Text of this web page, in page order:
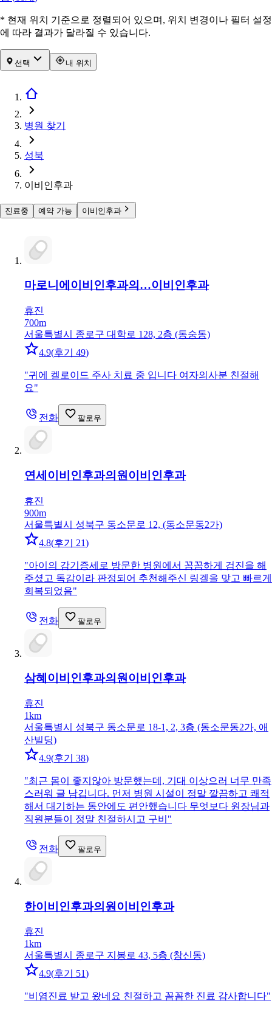
* 현재 위치 기준으로 정렬되어 있으며, 위치 변경이나 필터 설정
에 따라 결과가 달라질 수 있습니다.
선택 내 위치
병원 찾기
성북
이비인후과
진료중 예약 가능 이비인후과
마로니에이비인후과의…이비인후과
휴진
700m
서울특별시 종로구 대학로 128, 2층 (동숭동)
4.9(후기 49)
"귀에 켈로이드 주사 치료 중 입니다 여자의사분 친절해
요"
전화 팔로우
연세이비인후과의원 이비인후과
휴진
900m
서울특별시 성북구 동소문로 12, (동소문동2가)
4.8(후기 21)
"아이의 감기증세로 방문한 병원에서 꼼꼼하게 검진을 해
주셨고 독감이라 판정되어 추천해주신 링겔을 맞고 빠르게
회복되었음"
전화 팔로우
삼혜이비인후과의원이비인후과
휴진
1km
서울특별시 성북구 동소문로 18-1, 2, 3층 (동소문동2가, 애
산빌딩)
4.9(후기 38)
"최근 몸이 좋지않아 방문했는데, 기대 이상으러 너무 만족
스러워 글 남깁니다. 먼저 병원 시설이 정말 깔끔하고 쾌적
해서 대기하는 동안에도 편안했습니다 무엇보다 원장님과
직원분들이 정말 친절하시고 구비 "
전화 팔로우
한이비인후과의원 이비인후과
휴진
1km
서울특별시 종로구 지봉로 43, 5층 (창신동)
4.9(후기 51)
"비염진료 받고 왔네요 친절하고 꼼꼼한 진료 감사합니다"